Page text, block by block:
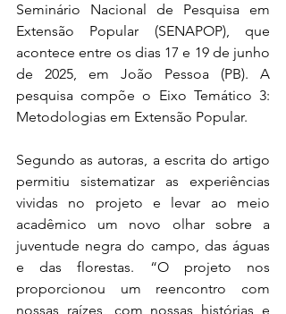
Seminário Nacional de Pesquisa em
Extensão Popular (SENAPOP), que
acontece entre os dias 17 e 19 de junho
de 2025, em João Pessoa (PB). A
pesquisa compõe o Eixo Temático 3:
Metodologias em Extensão Popular.
Segundo as autoras, a escrita do artigo
permitiu sistematizar as experiências
vividas no projeto e levar ao meio
acadêmico um novo olhar sobre a
juventude negra do campo, das águas
e das florestas. “O projeto nos
proporcionou um reencontro com
nossas raízes, com nossas histórias e